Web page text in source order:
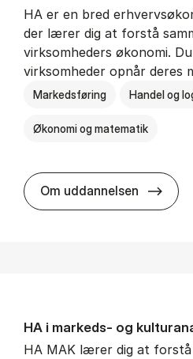
HA er en bred
der lærer dig at forstå
virksomheders økonomi.
virksomheder opnår deres
Markedsføring Handel og
Økonomi og matematik
Om uddannelsen HA
HA i mar­keds- og
HA MAK lærer dig at forstå